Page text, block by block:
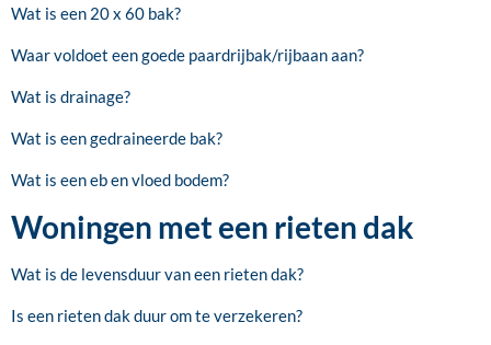
Wat is een 20 x 60 bak?
Waar voldoet een goede paardrijbak/rijbaan aan?
Wat is drainage?
Wat is een gedraineerde bak?
Wat is een eb en vloed bodem?
Woningen met een rieten dak
Wat is de levensduur van een rieten dak?
Is een rieten dak duur om te verzekeren?